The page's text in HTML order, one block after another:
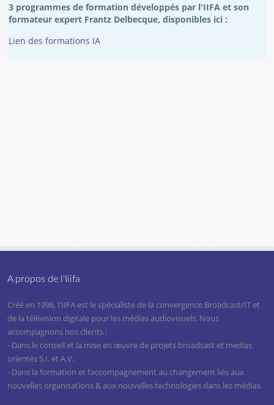
3 programmes de formation développés par l'IIFA et son
formateur expert Frantz Delbecque, disponibles ici :
Lien des formations IA
A propos de l'Iiifa
Créé en 1996, l'IIFA est le spécialiste de la convergence Broadcast/IT et
de la télévision digitale pour les médias audiovisuels. Nous
accompagnons nos clients :
- Dans le conseil et la mise en œuvre de projets broadcast et medias
orientés S.I. et A.V.
- Dans la formation et l’accompagnement au changement liés aux
nouvelles organisations & aux nouvelles technologies dans les médias.